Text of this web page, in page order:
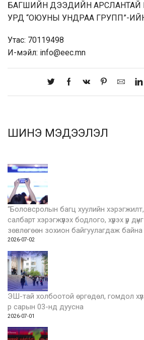
БАГШИЙН ДЭЭДИЙН АРСЛАНТАЙ
УРД “ОЮУНЫ УНДРАА ГРУПП”-
Утас: 70119498
И-мэйл: info@eec.mn
ШИНЭ МЭДЭЭЛЭЛ
“Боловсролын багц хуулийн
салбарт хэрэгжүүлэх бодлого, хүрэх үр
зөвлөгөөн зохион байгуулагдаж байна
2026-07-02
ЭШ-тай холбоотой өргөдөл, гомдол
р сарын 03-нд дуусна
2026-07-01